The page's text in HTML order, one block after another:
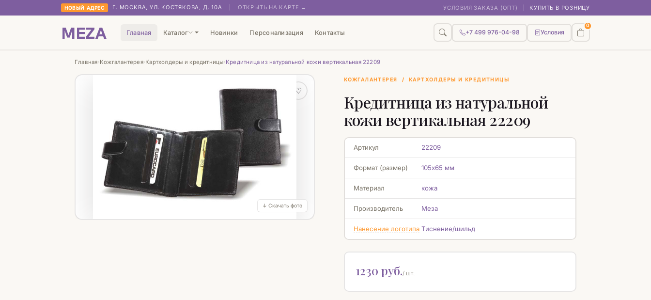
НОВЫЙ АДРЕС Г. МОСКВА, УЛ. КОСТЯКОВА, Д. 10А ОТКРЫТЬ НА КАРТЕ → УСЛОВИЯ ЗАКАЗА (ОПТ) КУПИТЬ В РОЗНИЦУ
MEZA Главная Каталог Новинки Персонализация Контакты +7 499 976-04-98 Условия
0
Главная›Кожгалантерея›Картхолдеры и кредитницы›Кредитница из натуральной кожи вертикальная 22209
♡
↓ Скачать фото
КОЖГАЛАНТЕРЕЯ / КАРТХОЛДЕРЫ И КРЕДИТНИЦЫ
Кредитница из натуральной
кожи вертикальная 22209
Артикул 22209
Формат (размер) 105х65 мм
Материал кожа
Производитель Меза
Нанесение логотипа Тиснение/шильд
1230 руб./ шт.